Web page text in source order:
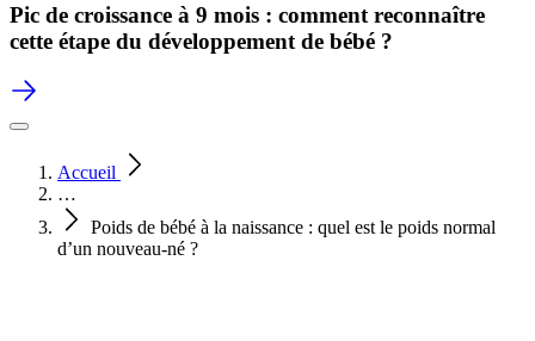
Pic de croissance à 9 mois : comment reconnaître
cette étape du développement de bébé ?
Accueil
…
Poids de bébé à la naissance : quel est le poids normal
d’un nouveau-né ?